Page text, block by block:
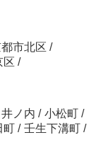
市北区 /
区 /
井ノ内 / 小松町 /
町 / 壬生下溝町 /